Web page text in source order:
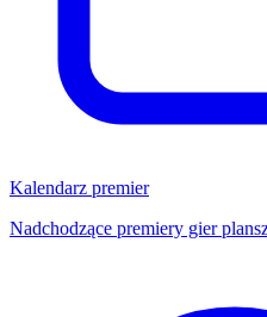
Kalendarz premier
Nadchodzące premiery gier